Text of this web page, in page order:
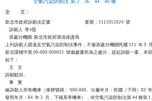
空氣污染防制法 第 2、36、44、80 條
全
文：
新北市政府訴願決定書                                  案號：1111051024  號
    訴願人  李○賢
    原處分機關  新北市政府環境保護局
上列訴願人因違反空氣污染防制法事件，不服原處分機關民國 111  年 9
新北環稽字第 00-000-000031  號裁處書所為之處分，提起訴願一案，本
如下：
    主    文
訴願駁回。
    事    實
緣訴願人所有機車（車牌號碼： 000-000、出廠年月：民國（下同）83  年
發照年月：84  年 2  月，下稱系爭機車），依空氣污染防制法第 44 條第 1